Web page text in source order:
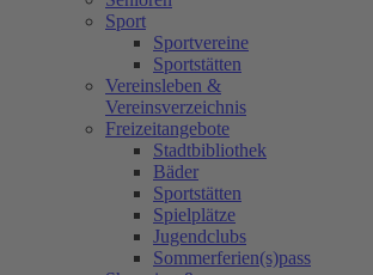
Sport
Sportvereine
Sportstätten
Vereinsleben &
Vereinsverzeichnis
Freizeitangebote
Stadtbibliothek
Bäder
Sportstätten
Spielplätze
Jugendclubs
Sommerferien(s)pass